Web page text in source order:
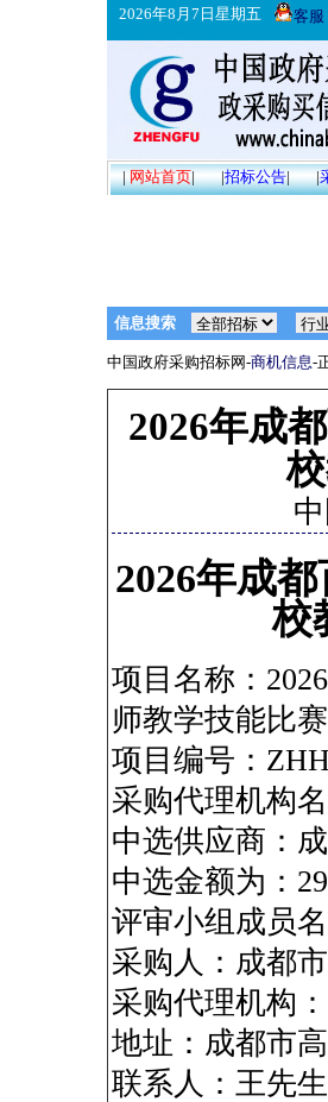
2026年8月7日星期五 客服
|网站首页| |招标公告| |
信息搜索
中国政府采购招标网-商机信息-
2026年成
2026年成
校
项目名称：
师教学技能比
项目编号：
采购代理机构
中选供应商：
中选金额为：
评审小组成员
采购人：成都
采购代理机构
地址：成都市
联系人：王先生